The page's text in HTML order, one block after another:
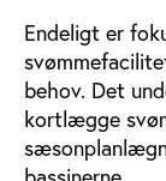
Endeligt er
behov. Det
kortlægge